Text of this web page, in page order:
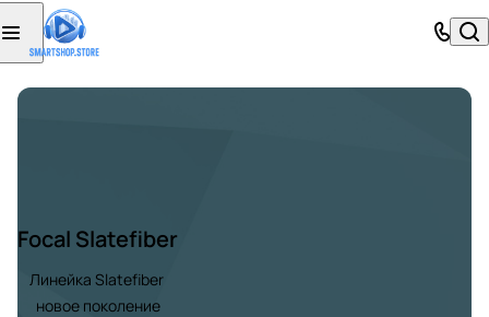
Focal Slatefiber
Линейка Slatefiber
новое поколение